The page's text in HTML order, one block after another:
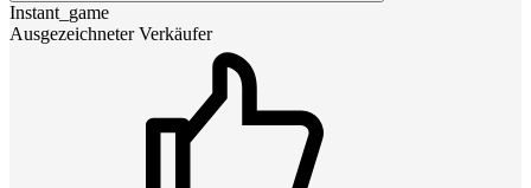
Instant_game
Ausgezeichneter Verkäufer